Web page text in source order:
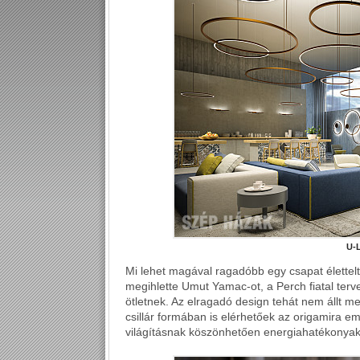
U-
Mi lehet magával ragadóbb egy csapat
megihlette Umut Yamac-ot, a Perch fiatal
ötletnek. Az elragadó design tehát nem állt
csillár formában is elérhetőek az origamira
világításnak köszönhetően